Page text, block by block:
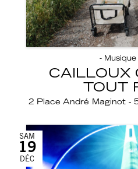
- Musique
CAILLOUX
TOUT
2 Place André Maginot -
SAM
19
DÉC